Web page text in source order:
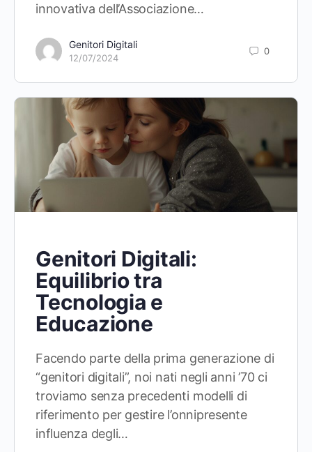
innovativa dell’Associazione…
Genitori Digitali
12/07/2024
0
Genitori Digitali:
Equilibrio tra
Tecnologia e
Educazione
Facendo parte della prima generazione di
“genitori digitali”, noi nati negli anni ’70 ci
troviamo senza precedenti modelli di
riferimento per gestire l’onnipresente
influenza degli…